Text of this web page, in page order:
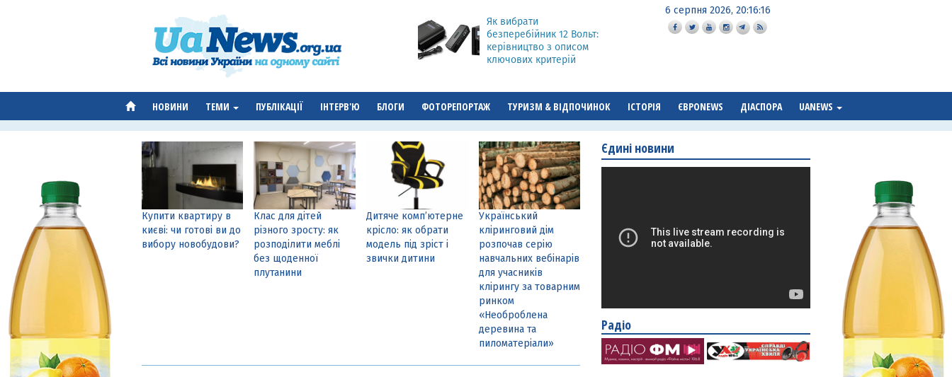
Як вибрати
безперебійник 12 Вольт:
керівництво з описом
ключових критерій
6 серпня 2026, 20:16:17
НОВИНИ ТЕМИ ПУБЛІКАЦІЇ ІНТЕРВ'Ю БЛОГИ ФОТОРЕПОРТАЖ ТУРИЗМ & ВІДПОЧИНОК ІСТОРІЯ ЄВРОNEWS ДІАСПОРА UANEWS
Купити квартиру в
києві: чи готові ви до
вибору новобудови?
Клас для дітей
різного зросту: як
розподілити меблі
без щоденної
плутанини
Дитяче комп’ютерне
крісло: як обрати
модель під зріст і
звички дитини
Український
кліринговий дім
розпочав серію
навчальних вебінарів
для учасників
клірингу за товарним
ринком
«Необроблена
деревина та
пиломатеріали»
Єдині новини
Радіо